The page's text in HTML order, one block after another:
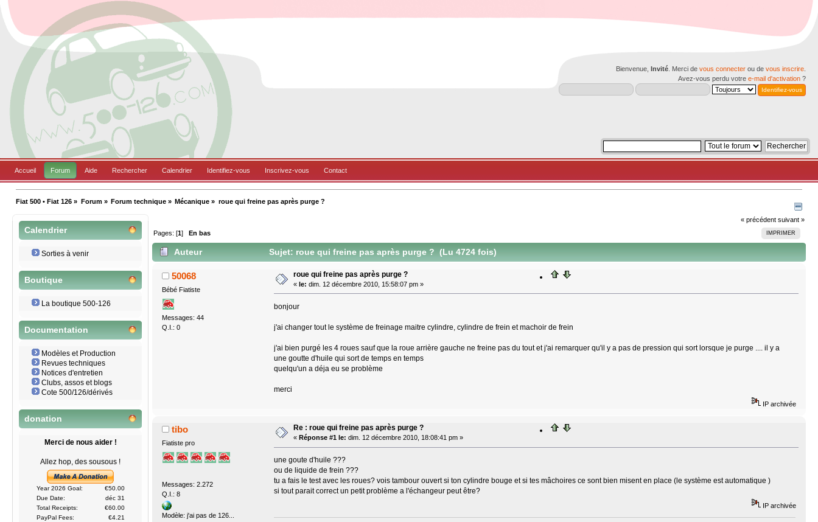
Bienvenue, Invité . Merci de vous connecter ou de vous inscrire
Avez-vous perdu votre e-mail d'activation ?
Accueil Forum Aide Rechercher Calendrier Identifiez-vous Inscrivez-vous Contact
Fiat 500 • Fiat 126 » Forum» Forum technique» Mécanique » roue qui freine pas après purge ?
Calendrier
Sorties à venir
Boutique
La boutique 500-126
Documentation
Modèles et Production
Revues techniques
Notices d'entretien
Clubs, assos et blogs
Cote 500/126/dérivés
donation
Merci de nous aider !
Allez hop, des sousous !
Year 2026 Goal:
€50.00
Due Date:
déc 31
Total Receipts:
€60.00
PayPal Fees:
€4.21
« précédent suivant »
IMPRIMER
Pages: [1] En bas
Auteur Sujet: roue qui freine pas après purge ? (Lu 4724 fois)
50068
Bébé Fiatiste
Messages: 44
Q.I.: 0
roue qui freine pas après purge ?
« le: dim. 12 décembre 2010, 15:58:07 pm »
bonjour
j'ai changer tout le système de freinage maitre cylindre, cylindre de frein et machoir de frein
j'ai bien purgé les 4 roues sauf que la roue arrière gauche ne freine pas du tout et j'ai remarquer qu'il y a pas de pression qui sort lorsque je purge .... il y a
une goutte d'huile qui sort de temps en temps
quelqu'un a déja eu se problème
merci
IP archivée
tibo
Fiatiste pro
Messages: 2.272
Q.I.: 8
Modèle: j'ai pas de 126...
Re : roue qui freine pas après purge ?
« Réponse #1 le: dim. 12 décembre 2010, 18:08:41 pm »
une goute d'huile ???
ou de liquide de frein ???
tu a fais le test avec les roues? vois tambour ouvert si ton cylindre bouge et si tes mâchoires ce sont bien misent en place (le système est automatique )
si tout parait correct un petit problème a l'échangeur peut être?
IP archivée